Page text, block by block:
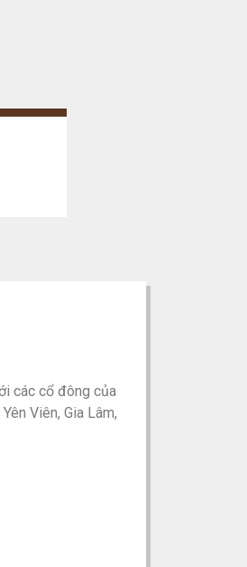
các cổ đông của
Viên, Gia Lâm,